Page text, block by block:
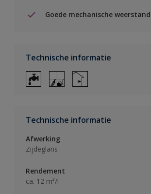
Goede mechanische weerstand
Technische informatie
Technische informatie
Afwerking
Zijdeglans
Rendement
ca. 12 m²/l